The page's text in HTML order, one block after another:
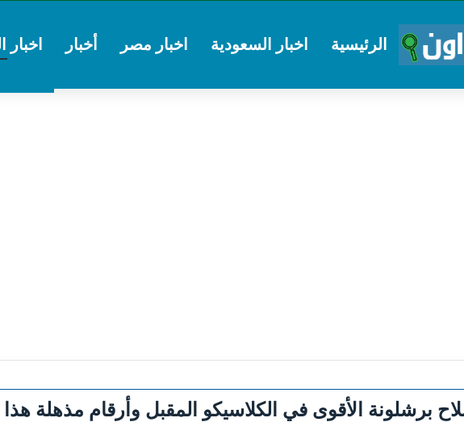
الرئيسية اخبار السعودية اخبار مصر أخبار اخبار
برشلونة الأقوى في الكلاسيكو المقبل وأرقام مذهلة